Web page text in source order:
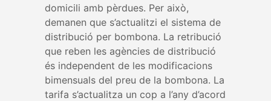
domicili amb pèrdues. Per això,
demanen que s’actualitzi el sistema de
distribució per bombona. La retribució
que reben les agències de distribució
és independent de les modificacions
bimensuals del preu de la bombona. La
tarifa s’actualitza un cop a l’any d’acord